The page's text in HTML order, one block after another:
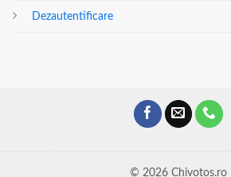
Dezautentificare
© 2026 Chivotos.ro